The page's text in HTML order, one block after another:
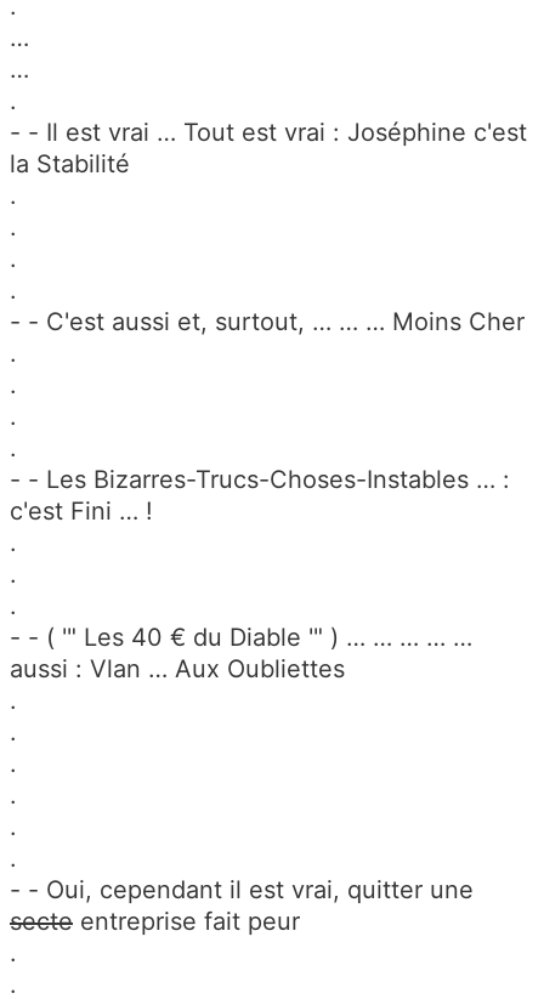
…
…
.
- - Il est vrai … Tout est vrai : Joséphine c'est
la Stabilité
.
.
.
.
- - C'est aussi et, surtout, … … … Moins Cher
.
.
.
.
- - Les Bizarres-Trucs-Choses-Instables … :
c'est Fini … !
.
.
.
- - ( '" Les 40 € du Diable '" ) … … … … …
aussi : Vlan … Aux Oubliettes
.
.
.
.
.
.
- - Oui, cependant il est vrai, quitter une
secte entreprise fait peur
.
.